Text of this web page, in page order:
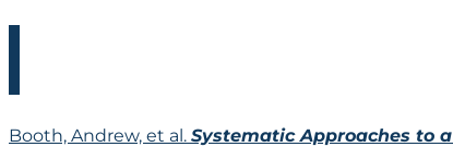
Booth, Andrew, et al. Systematic Approaches to